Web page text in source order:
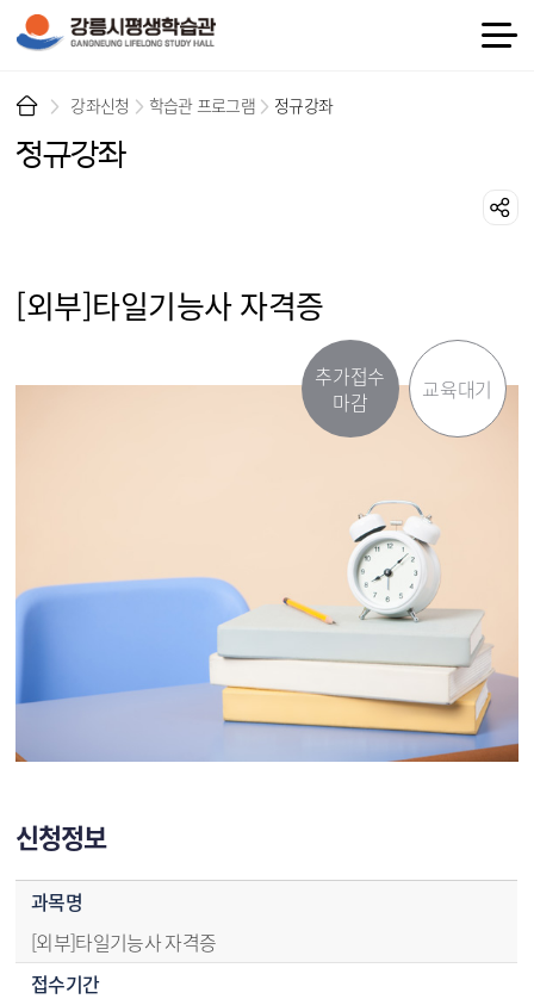
강좌신청 학습관 프로그램 정규강좌
정규강좌
[외부]타일기능사 자격증
추가접수
마감
교육대기
신청정보
신청정보 - 과목명,접수기간,추가접수기간,교육기간,요일,시간,접수방법,신청방법,운영방법,모집정원,대기인원,수강료
과목명
[외부]타일기능사 자격증
접수기간